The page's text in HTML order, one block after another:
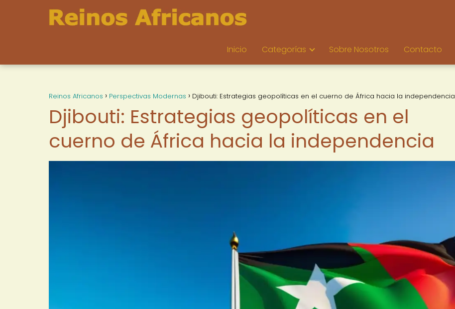
Inicio Categorías Sobre Nosotros Contacto
Reinos Africanos Perspectivas Modernas Djibouti: Estrategias geopolíticas en el cuerno de África hacia la independencia
Djibouti: Estrategias geopolíticas en el
cuerno de África hacia la independencia